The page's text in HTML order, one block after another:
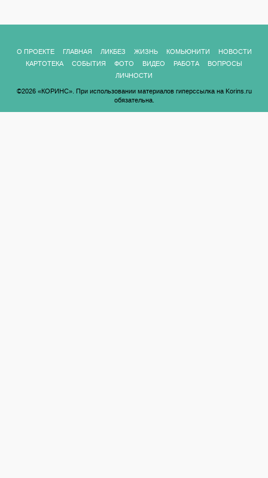
О ПРОЕКТЕ ГЛАВНАЯ ЛИКБЕЗ ЖИЗНЬ КОМЬЮНИТИ
НОВОСТИ
КАРТОТЕКА
СОБЫТИЯ ФОТО ВИДЕО РАБОТА
ВОПРОСЫ
ЛИЧНОСТИ
©2026 «КОРИНС». При использовании материалов гиперссылка на Korins.ru
обязательна.